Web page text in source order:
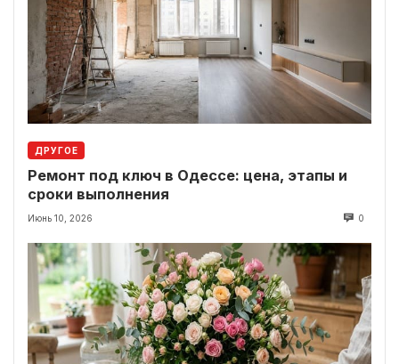
ДРУГОЕ
Ремонт под ключ в Одессе: цена, этапы и
сроки выполнения
Июнь 10, 2026 0